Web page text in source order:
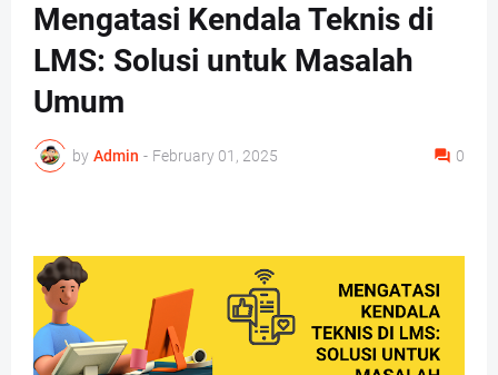
Mengatasi Kendala Teknis di
LMS: Solusi untuk Masalah
Umum
by Admin - February 01, 2025 0